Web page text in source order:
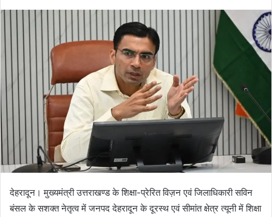
n
e
m
l
देहरादून। मुख्यमंत्री उत्तराखण्ड के शिक्षा-प्रेरित विज़न एवं जिलाधिकारी सविन
बंसल के सशक्त नेतृत्व में जनपद देहरादून के दूरस्थ एवं सीमांत क्षेत्र त्यूनी में शिक्षा